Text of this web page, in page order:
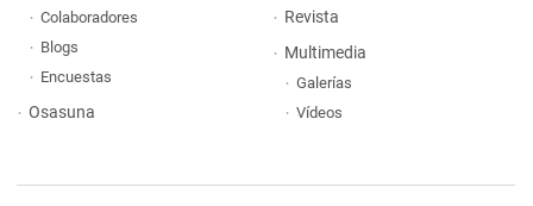
Colaboradores
Blogs
Encuestas
Osasuna
Revista
Multimedia
Galerías
Vídeos